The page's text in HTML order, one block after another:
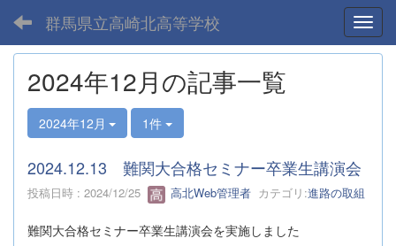
群馬県立高崎北高等学校
2024年12月の記事一覧
2024年12月 1件
2024.12.13 難関大合格セミナー卒業生講演会
投稿日時 : 2024/12/25 高北Web管理者 カテゴリ:進路の取組
難関大合格セミナー卒業生講演会を実施しました